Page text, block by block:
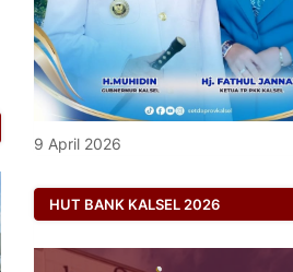
9 April 2026
HUT BANK KALSEL 2026